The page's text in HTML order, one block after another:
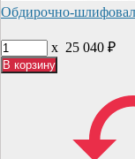
Обдирочно-
x 25 040 ₽